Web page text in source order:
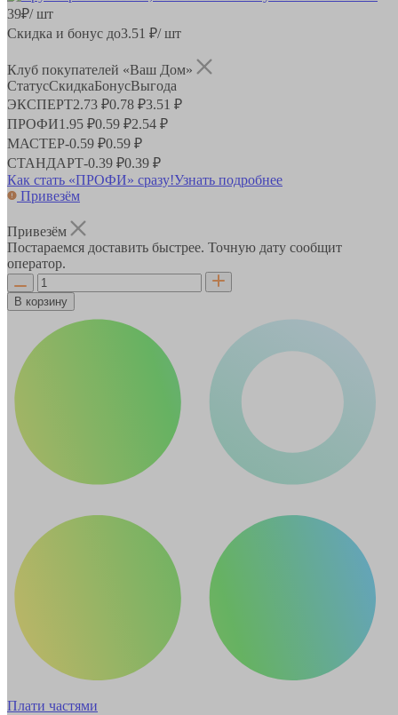
39₽/ шт
Скидка и бонус до3.51 ₽/ шт
Клуб покупателей «Ваш Дом»
СтатусСкидкаБонусВыгода
ЭКСПЕРТ2.73 ₽0.78 ₽3.51 ₽
ПРОФИ1.95 ₽0.59 ₽2.54 ₽
МАСТЕР-0.59 ₽0.59 ₽
СТАНДАРТ-0.39 ₽0.39 ₽
Как стать «ПРОФИ» сразу!Узнать подробнее
Привезём
Привезём
Постараемся доставить быстрее. Точную дату сообщит
оператор.
В корзину
Плати частями